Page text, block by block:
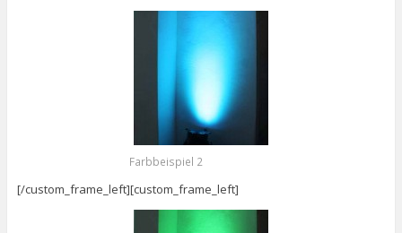
Farbbeispiel 2
[/custom_frame_left][custom_frame_left]